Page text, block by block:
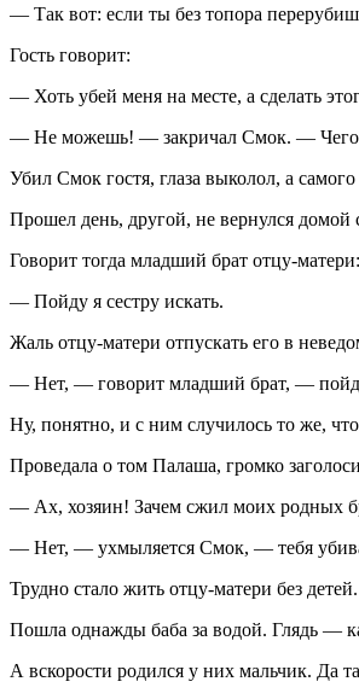
— Так вот: если ты без топора
Гость говорит:
— Хоть убей меня на месте, а сделать
— Не можешь! — закричал Смок. — Чего
Убил Смок гостя, глаза выколол, а
Прошел день, другой, не вернулся домой
Говорит тогда младший брат отцу-матери:
— Пойду я сестру искать.
Жаль отцу-матери отпускать его в
— Нет, — говорит младший брат, —
Ну, понятно, и с ним случилось то же,
Проведала о том Палаша, громко
— Ах, хозяин! Зачем сжил моих родных
— Нет, — ухмыляется Смок, — тебя
Трудно стало жить отцу-матери без
Пошла однажды баба за водой. Глядь —
А вскорости родился у них мальчик.